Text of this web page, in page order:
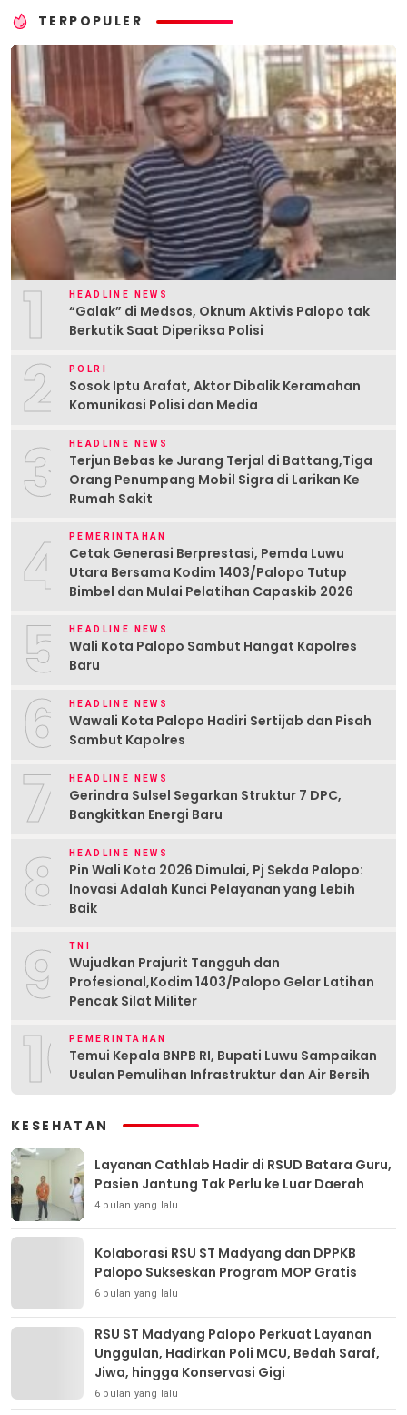
TERPOPULER
1 HEADLINE NEWS
“Galak” di Medsos, Oknum Aktivis Palopo tak
Berkutik Saat Diperiksa Polisi
2 POLRI
Sosok Iptu Arafat, Aktor Dibalik Keramahan
Komunikasi Polisi dan Media
3 HEADLINE NEWS
Terjun Bebas ke Jurang Terjal di Battang,Tiga
Orang Penumpang Mobil Sigra di Larikan Ke
Rumah Sakit
4 PEMERINTAHAN
Cetak Generasi Berprestasi, Pemda Luwu
Utara Bersama Kodim 1403/Palopo Tutup
Bimbel dan Mulai Pelatihan Capaskib 2026
5 HEADLINE NEWS
Wali Kota Palopo Sambut Hangat Kapolres
Baru
6 HEADLINE NEWS
Wawali Kota Palopo Hadiri Sertijab dan Pisah
Sambut Kapolres
7 HEADLINE NEWS
Gerindra Sulsel Segarkan Struktur 7 DPC,
Bangkitkan Energi Baru
8 HEADLINE NEWS
Pin Wali Kota 2026 Dimulai, Pj Sekda Palopo:
Inovasi Adalah Kunci Pelayanan yang Lebih
Baik
9 TNI
Wujudkan Prajurit Tangguh dan
Profesional,Kodim 1403/Palopo Gelar Latihan
Pencak Silat Militer
10PEMERINTAHAN
Temui Kepala BNPB RI, Bupati Luwu Sampaikan
Usulan Pemulihan Infrastruktur dan Air Bersih
KESEHATAN
Layanan Cathlab Hadir di RSUD Batara Guru,
Pasien Jantung Tak Perlu ke Luar Daerah
4 bulan yang lalu
Kolaborasi RSU ST Madyang dan DPPKB
Palopo Sukseskan Program MOP Gratis
6 bulan yang lalu
RSU ST Madyang Palopo Perkuat Layanan
Unggulan, Hadirkan Poli MCU, Bedah Saraf,
Jiwa, hingga Konservasi Gigi
6 bulan yang lalu